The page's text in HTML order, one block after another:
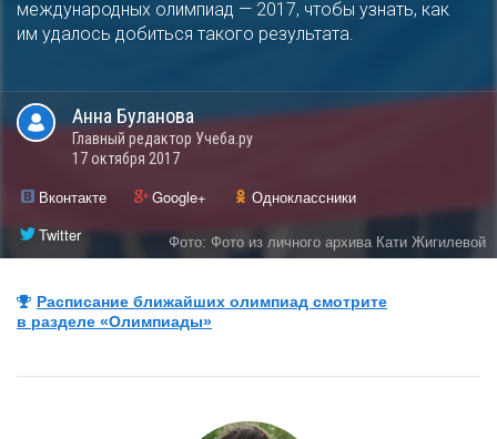
международных олимпиад — 2017, чтобы узнать, как
им удалось добиться такого результата.
Анна Буланова
Главный редактор Учеба.ру
17 октября 2017
Вконтакте Google+
Одноклассники
Twitter
Фото: Фото из личного архива Кати Жигилевой
Расписание ближайших олимпиад смотрите
в разделе «Олимпиады»